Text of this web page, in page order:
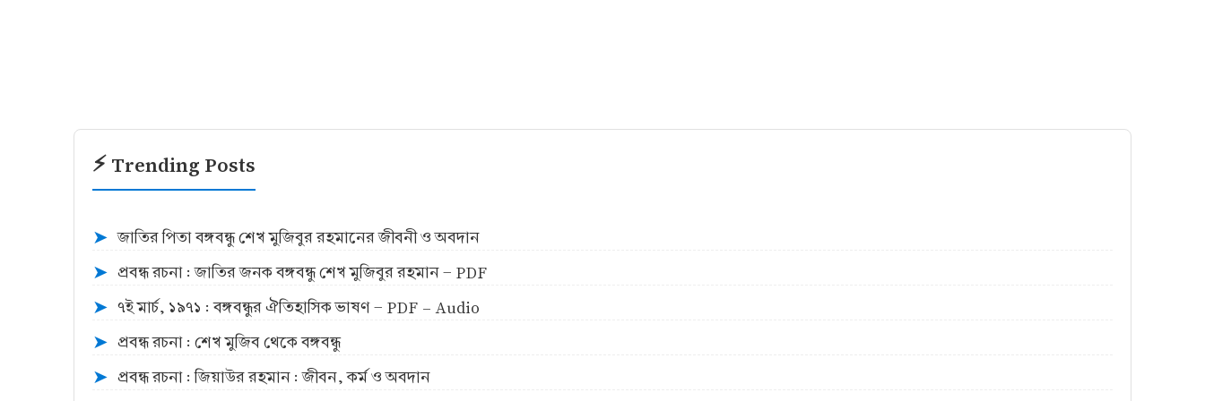
⚡ Trending Posts
➤ জাতির পিতা বঙ্গবন্ধু শেখ মুজিবুর রহমানের জীবনী ও অবদান
➤ প্রবন্ধ রচনা : জাতির জনক বঙ্গবন্ধু শেখ মুজিবুর রহমান - PDF
➤ ৭ই মার্চ, ১৯৭১ : বঙ্গবন্ধুর ঐতিহাসিক ভাষণ - PDF - Audio
➤ প্রবন্ধ রচনা : শেখ মুজিব থেকে বঙ্গবন্ধু
➤ প্রবন্ধ রচনা : জিয়াউর রহমান : জীবন, কর্ম ও অবদান